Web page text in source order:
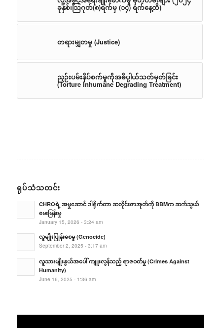
ခုနှစ်၊သြဂုတ်(၈)ရက်မှ (၁၄) ရက်နေ့ထိ)
တရားမျှတမှု (Justice)
ညှဉ်းပမ်းနှိပ်စက်မှုကိုအဓိပ္ပါယ်သတ်မှတ်ခြင်း
(Torture Inhumane Degrading Treatment)
ရုပ်သံသတင်း
CHROရဲ့ အမှုဆောင် ဒါရိုက်တာ ဆလိုင်းဇာအုတ်ကို BBMက ဆက်သွယ်
မေးမြန်းမှု
January 15, 2026 - 3:24 am
လူမျိုးပြုန်းစေမှု (Genocide)
September 2, 2025 - 3:17 am
လူသားမျိုးနွယ်အပေါ် ကျူးလွန်သည့် ရာဇဝတ်မှု (Crimes Against
Humanity)
June 16, 2025 - 1:36 am